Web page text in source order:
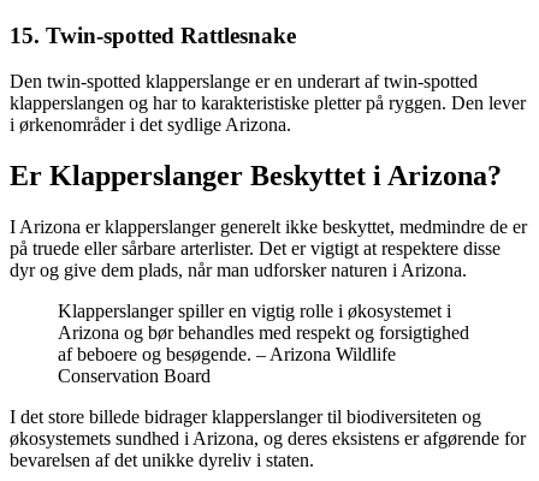
15. Twin-spotted Rattlesnake
Den twin-spotted klapperslange er en underart af twin-spotted
klapperslangen og har to karakteristiske pletter på ryggen. Den lever
i ørkenområder i det sydlige Arizona.
Er Klapperslanger Beskyttet i Arizona?
I Arizona er klapperslanger generelt ikke beskyttet, medmindre de er
på truede eller sårbare arterlister. Det er vigtigt at respektere disse
dyr og give dem plads, når man udforsker naturen i Arizona.
Klapperslanger spiller en vigtig rolle i økosystemet i
Arizona og bør behandles med respekt og forsigtighed
af beboere og besøgende. – Arizona Wildlife
Conservation Board
I det store billede bidrager klapperslanger til biodiversiteten og
økosystemets sundhed i Arizona, og deres eksistens er afgørende for
bevarelsen af det unikke dyreliv i staten.